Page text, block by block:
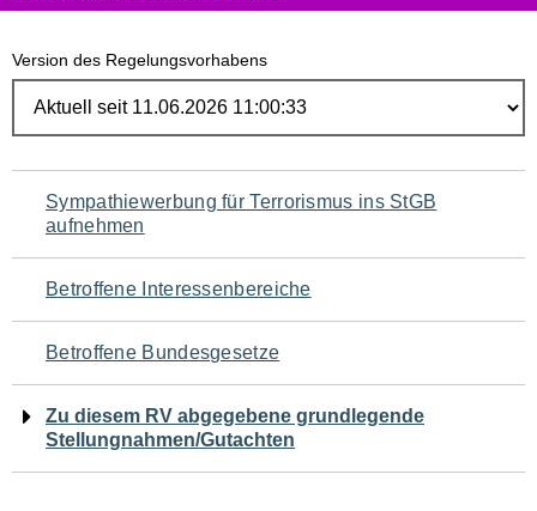
Version des Regelungsvorhabens
Navigation
für
den
Seiteninhalt
Sympathiewerbung für Terrorismus ins StGB
aufnehmen
Betroffene Interessenbereiche
Betroffene Bundesgesetze
Zu diesem RV abgegebene grundlegende
Stellungnahmen/Gutachten